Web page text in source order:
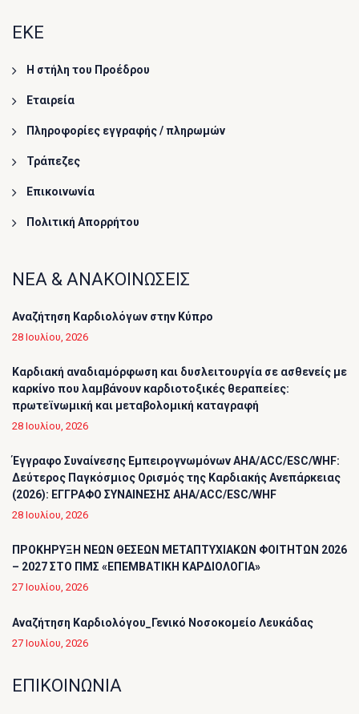
ΕΚΕ
Η στήλη του Προέδρου
Εταιρεία
Πληροφορίες εγγραφής / πληρωμών
Τράπεζες
Επικοινωνία
Πολιτική Απορρήτου
ΝΕΑ & ΑΝΑΚΟΙΝΩΣΕΙΣ
Αναζήτηση Καρδιολόγων στην Κύπρο
28 Ιουλίου, 2026
Καρδιακή αναδιαμόρφωση και δυσλειτουργία σε ασθενείς με
καρκίνο που λαμβάνουν καρδιοτοξικές θεραπείες:
πρωτεϊνωμική και μεταβολομική καταγραφή
28 Ιουλίου, 2026
Έγγραφο Συναίνεσης Εμπειρογνωμόνων AHA/ACC/ESC/WHF:
Δεύτερος Παγκόσμιος Ορισμός της Καρδιακής Ανεπάρκειας
(2026): ΕΓΓΡΑΦΟ ΣΥΝΑΙΝΕΣΗΣ AHA/ACC/ESC/WHF
28 Ιουλίου, 2026
ΠΡΟΚΗΡΥΞΗ ΝΕΩΝ ΘΕΣΕΩΝ ΜΕΤΑΠΤΥΧΙΑΚΩΝ ΦΟΙΤΗΤΩΝ 2026
– 2027 ΣΤΟ ΠΜΣ «ΕΠΕΜΒΑΤΙΚΗ ΚΑΡΔΙΟΛΟΓΙΑ»
27 Ιουλίου, 2026
Αναζήτηση Καρδιολόγου_Γενικό Νοσοκομείο Λευκάδας
27 Ιουλίου, 2026
ΕΠΙΚΟΙΝΩΝΙΑ